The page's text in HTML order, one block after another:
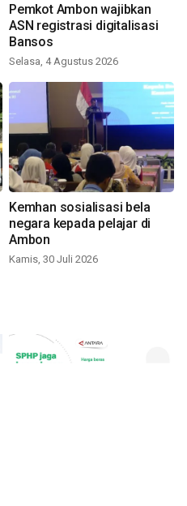
Pemkot Ambon wajibkan
ASN registrasi digitalisasi
Bansos
Selasa, 4 Agustus 2026
Kemhan sosialisasi bela
negara kepada pelajar di
Ambon
Kamis, 30 Juli 2026